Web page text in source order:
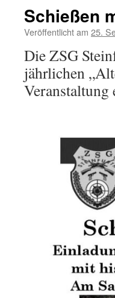
Schießen
Veröffentlicht am 25.
Die ZSG
jährlichen